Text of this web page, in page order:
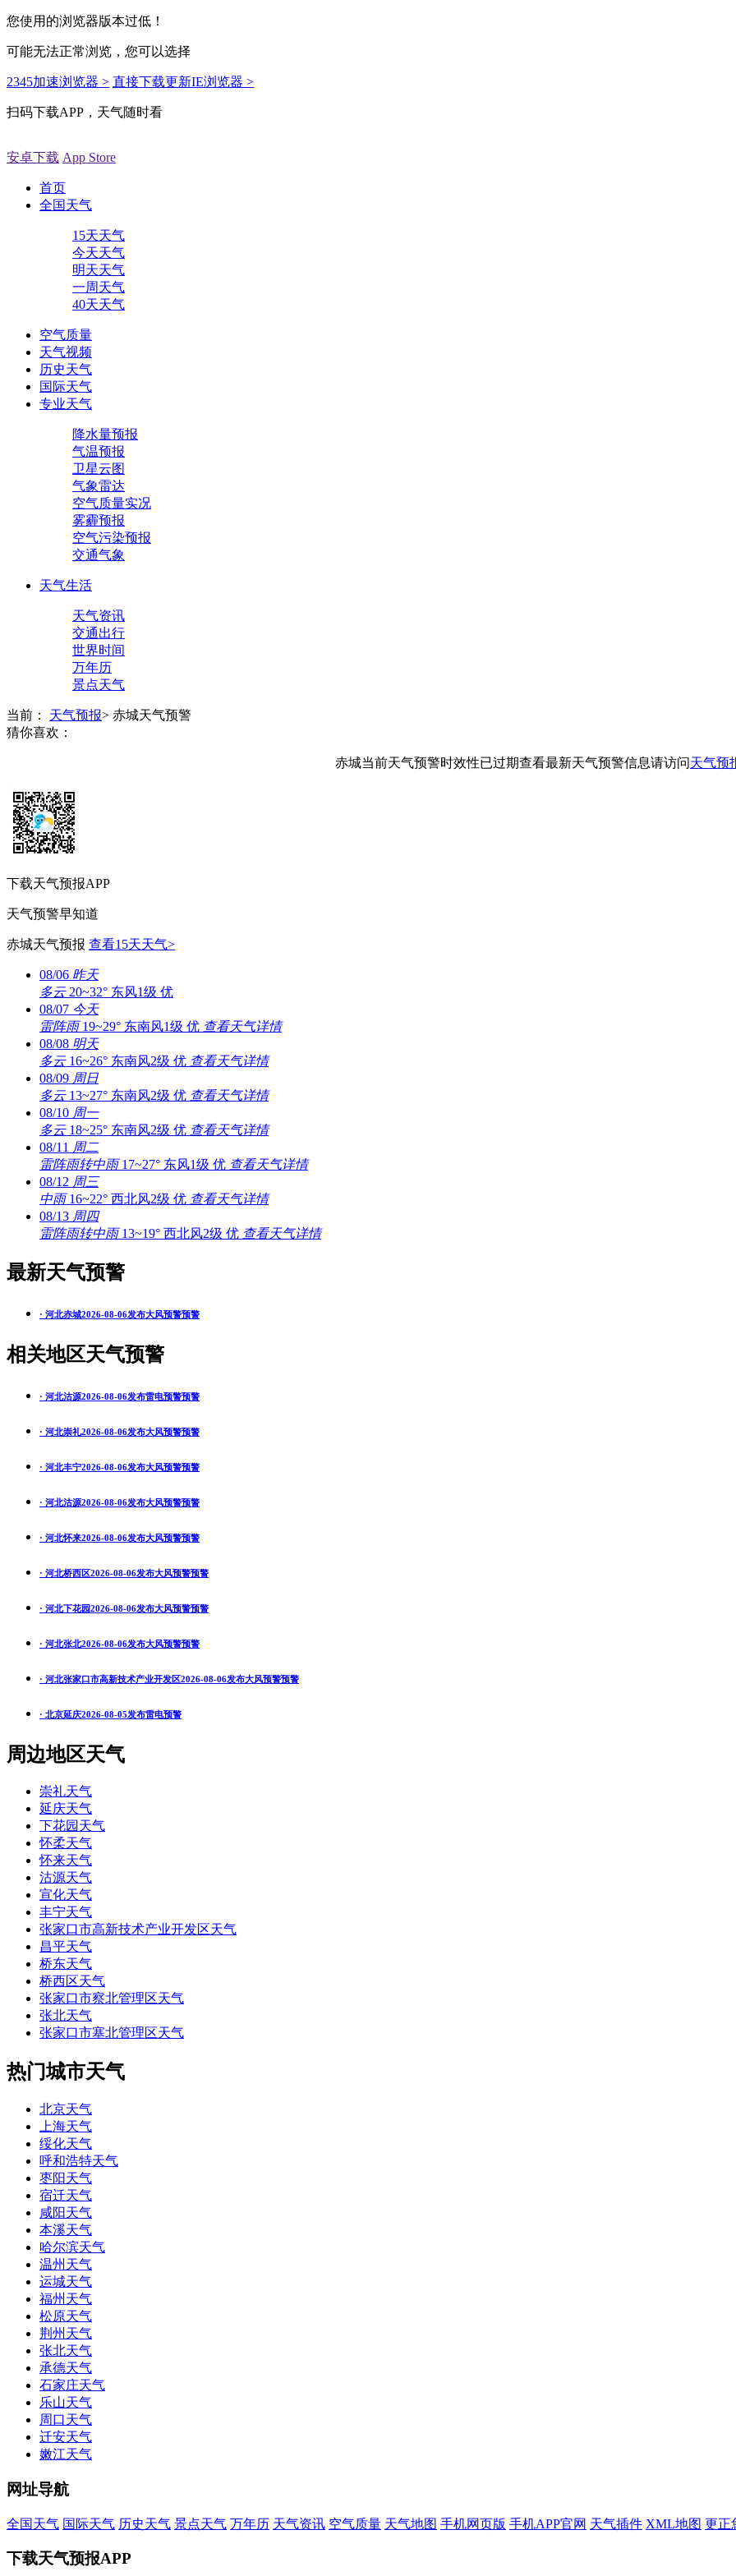
您使用的浏览器版本过低！
可能无法正常浏览，您可以选择
2345加速浏览器 > 直接下载更新IE浏览器 >
扫码下载APP，天气随时看
安卓下载 App Store
首页
全国天气
15天天气
今天天气
明天天气
一周天气
40天天气
空气质量
天气视频
历史天气
国际天气
专业天气
降水量预报
气温预报
卫星云图
气象雷达
空气质量实况
雾霾预报
空气污染预报
交通气象
天气生活
天气资讯
交通出行
世界时间
万年历
景点天气
当前： 天气预报> 赤城天气预警
猜你喜欢：
赤城当前天气预警时效性已过期查看最新天气预警信息请访问天气预
下载天气预报APP
天气预警早知道
赤城天气预报 查看15天天气>
08/06 昨天
多云 20~32° 东风1级 优
08/07 今天
雷阵雨 19~29° 东南风1级 优 查看天气详情
08/08 明天
多云 16~26° 东南风2级 优 查看天气详情
08/09 周日
多云 13~27° 东南风2级 优 查看天气详情
08/10 周一
多云 18~25° 东南风2级 优 查看天气详情
08/11 周二
雷阵雨转中雨 17~27° 东风1级 优 查看天气详情
08/12 周三
中雨 16~22° 西北风2级 优 查看天气详情
08/13 周四
雷阵雨转中雨 13~19° 西北风2级 优 查看天气详情
最新天气预警
· 河北赤城2026-08-06发布大风预警预警
相关地区天气预警
· 河北沽源2026-08-06发布雷电预警预警
· 河北崇礼2026-08-06发布大风预警预警
· 河北丰宁2026-08-06发布大风预警预警
· 河北沽源2026-08-06发布大风预警预警
· 河北怀来2026-08-06发布大风预警预警
· 河北桥西区2026-08-06发布大风预警预警
· 河北下花园2026-08-06发布大风预警预警
· 河北张北2026-08-06发布大风预警预警
· 河北张家口市高新技术产业开发区2026-08-06发布大风预警预警
· 北京延庆2026-08-05发布雷电预警
周边地区天气
崇礼天气
延庆天气
下花园天气
怀柔天气
怀来天气
沽源天气
宣化天气
丰宁天气
张家口市高新技术产业开发区天气
昌平天气
桥东天气
桥西区天气
张家口市察北管理区天气
张北天气
张家口市塞北管理区天气
热门城市天气
北京天气
上海天气
绥化天气
呼和浩特天气
枣阳天气
宿迁天气
咸阳天气
本溪天气
哈尔滨天气
温州天气
运城天气
福州天气
松原天气
荆州天气
张北天气
承德天气
石家庄天气
乐山天气
周口天气
迁安天气
嫩江天气
网址导航
全国天气 国际天气 历史天气 景点天气 万年历 天气资讯 空气质量 天气地图 手机网页版 手机APP官网 天气插件 XML地图 更正
下载天气预报APP